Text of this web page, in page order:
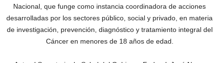
Nacional, que funge como instancia coordinadora de acciones
desarrolladas por los sectores público, social y privado, en materia
de investigación, prevención, diagnóstico y tratamiento integral del
Cáncer en menores de 18 años de edad.